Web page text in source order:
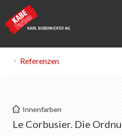
Ausstellung im Zentrum Paul Klee
Referenzen
Innenfarben
Le Corbusier. Die